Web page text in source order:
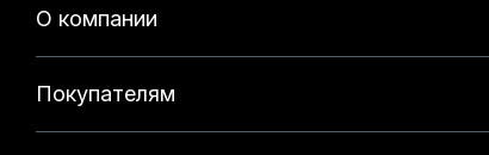
О компании
Покупателям